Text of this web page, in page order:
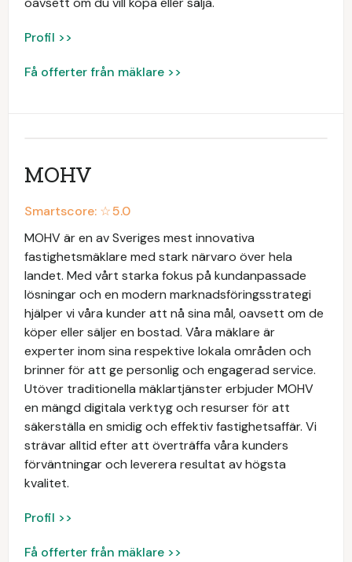
Profil >>
Få offerter från mäklare >>
MOHV
Smartscore: ☆5.0
MOHV är en av Sveriges mest innovativa
fastighetsmäklare med stark närvaro över hela
landet. Med vårt starka fokus på kundanpassade
lösningar och en modern marknadsföringsstrategi
hjälper vi våra kunder att nå sina mål, oavsett om de
köper eller säljer en bostad. Våra mäklare är
experter inom sina respektive lokala områden och
brinner för att ge personlig och engagerad service.
Utöver traditionella mäklartjänster erbjuder MOHV
en mängd digitala verktyg och resurser för att
säkerställa en smidig och effektiv fastighetsaffär. Vi
strävar alltid efter att överträffa våra kunders
förväntningar och leverera resultat av högsta
kvalitet.
Profil >>
Få offerter från mäklare >>